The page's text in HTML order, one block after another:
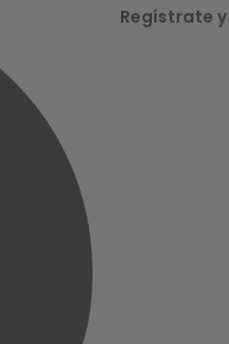
Regístrate y